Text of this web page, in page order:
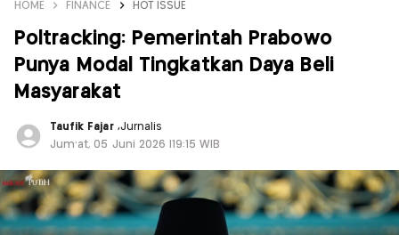
HOME FINANCE HOT ISSUE
Poltracking: Pemerintah Prabowo
Punya Modal Tingkatkan Daya Beli
Masyarakat
Taufik Fajar ,Jurnalis
Jum'at, 05 Juni 2026 |19:15 WIB